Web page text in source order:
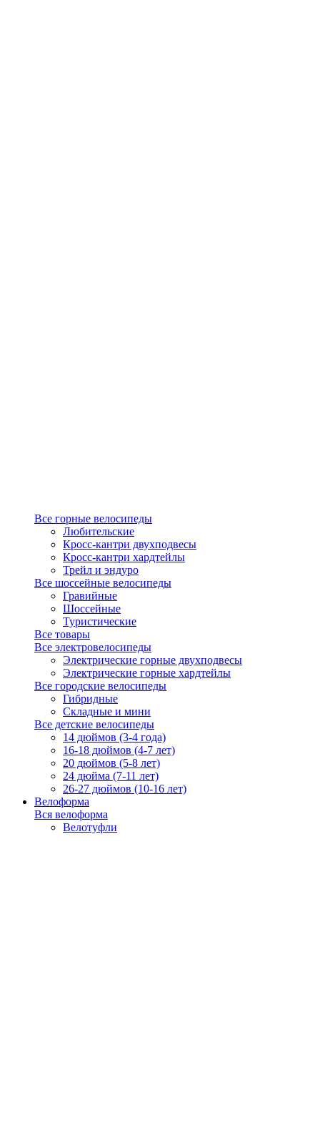
Все горные велосипеды
Любительские
Кросс-кантри двухподвесы
Кросс-кантри хардтейлы
Трейл и эндуро
Все шоссейные велосипеды
Гравийные
Шоссейные
Туристические
Все товары
Все электровелосипеды
Электрические горные двухподвесы
Электрические горные хардтейлы
Все городские велосипеды
Гибридные
Складные и мини
Все детские велосипеды
14 дюймов (3-4 года)
16-18 дюймов (4-7 лет)
20 дюймов (5-8 лет)
24 дюйма (7-11 лет)
26-27 дюймов (10-16 лет)
Велоформа
Вся велоформа
Велотуфли